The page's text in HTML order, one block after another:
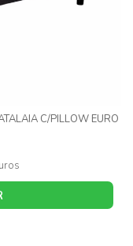
C/PILLOW EURO